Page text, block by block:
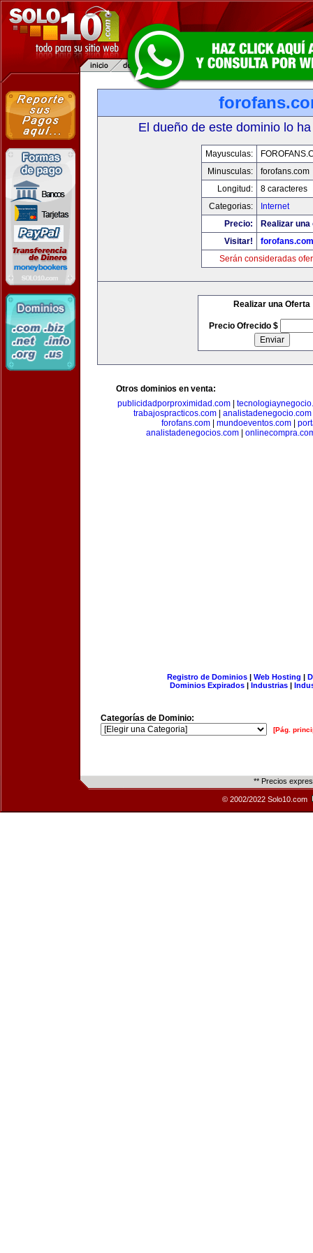
El dueño de este dominio lo
Mayusculas:
Minusculas:
forofans.com
Longitud:
8 caracteres
Categorias:
Internet
Precio:
Realizar
Visitar!
forofans.com
Serán consideradas
Realizar una Oferta
Precio Ofrecido $
Otros dominios en venta:
publicidadporproximidad.com|
trabajospracticos.com| analistadenegocio.com
forofans.com
mundoeventos.com
analistadenegocios.com
Registro de Dominios| Web Hosting |
Dominios Expirados | Industrias |
Categorías de Dominio:
[Pág.
** Precios
© 2002/2022 Solo10.com